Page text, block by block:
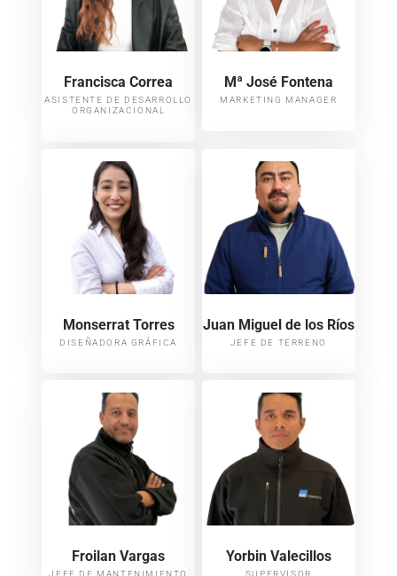
Francisca Correa
ASISTENTE DE DESARROLLO
ORGANIZACIONAL
Mª José Fontena
MARKETING MANAGER
Monserrat Torres​
DISEÑADORA GRÁFICA​
Juan Miguel de los Ríos
JEFE DE TERRENO
Froilan Vargas
JEFE DE MANTENIMIENTO
Yorbin Valecillos
SUPERVISOR